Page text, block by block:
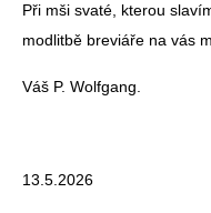
Při mši svaté, kterou
modlitbě breviáře na vás
Váš P. Wolfgang.
13.5.2026